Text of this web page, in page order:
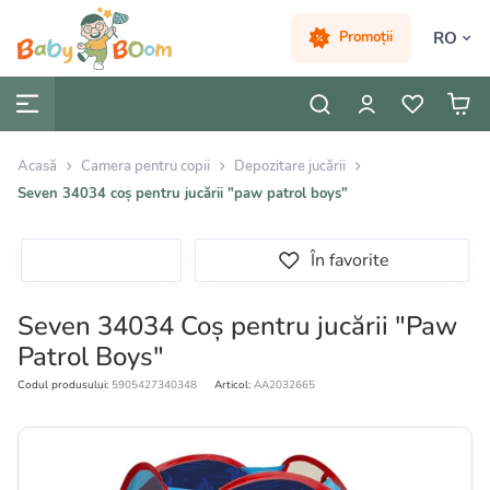
Promoții RO
Acasă Camera pentru copii
Depozitare jucării
Seven 34034 coș pentru jucării "paw patrol boys"
În favorite
Seven 34034 Coș pentru jucării "Paw
Patrol Boys"
Codul produsului: 5905427340348 Articol: AA2032665